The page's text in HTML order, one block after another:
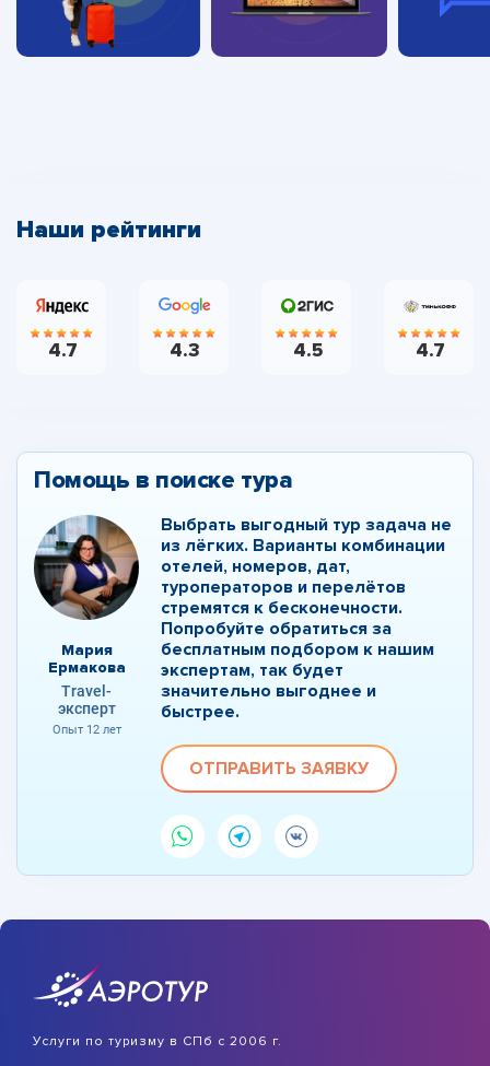
Наши рейтинги
4.7 4.3 4.5 4.7
Помощь в поиске тура
Мария
Ермакова
Travel-
эксперт
Опыт 12 лет
Выбрать выгодный тур задача не
из лёгких. Варианты комбинации
отелей, номеров, дат,
туроператоров и перелётов
стремятся к бесконечности.
Попробуйте обратиться за
бесплатным подбором к нашим
экспертам, так будет
значительно выгоднее и
быстрее.
ОТПРАВИТЬ ЗАЯВКУ
Услуги по туризму в СПб с 2006 г.